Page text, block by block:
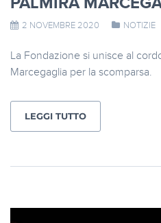
2 NOVEMBRE 2020 NOTIZIE
La Fondazione si unisce al
Marcegaglia per la scomparsa.
LEGGI TUTTO